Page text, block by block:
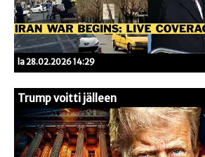
la 28.02.2026 14:29
Trump voitti jälleen